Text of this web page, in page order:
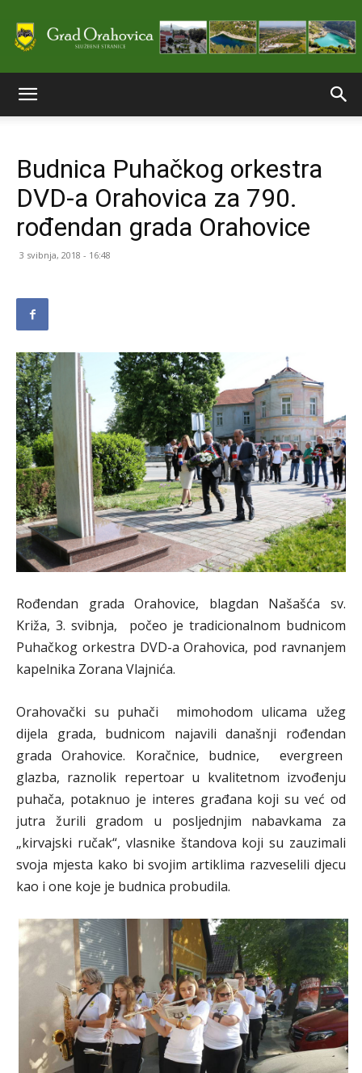
stranice
Grada
Budnica Puhačkog orkestra
DVD-a Orahovica za 790.
rođendan grada Orahovice
3 svibnja, 2018 - 16:48
Rođendan grada Orahovice, blagdan Našašća sv.
Križa, 3. svibnja, počeo je tradicionalnom budnicom
Puhačkog orkestra DVD-a Orahovica, pod ravnanjem
kapelnika Zorana Vlajnića.
Orahovački su puhači mimohodom ulicama užeg
dijela grada, budnicom najavili današnji rođendan
grada Orahovice. Koračnice, budnice, evergreen
glazba, raznolik repertoar u kvalitetnom izvođenju
puhača, potaknuo je interes građana koji su već od
jutra žurili gradom u posljednjim nabavkama za
„kirvajski ručak“, vlasnike štandova koji su zauzimali
svoja mjesta kako bi svojim artiklima razveselili djecu
kao i one koje je budnica probudila.